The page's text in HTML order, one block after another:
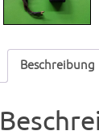
Beschreibung